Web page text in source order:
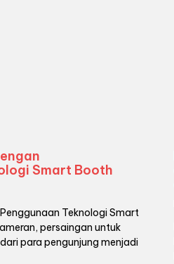
Smart Booth
Teknologi Smart
persaingan untuk
para pengunjung menjadi